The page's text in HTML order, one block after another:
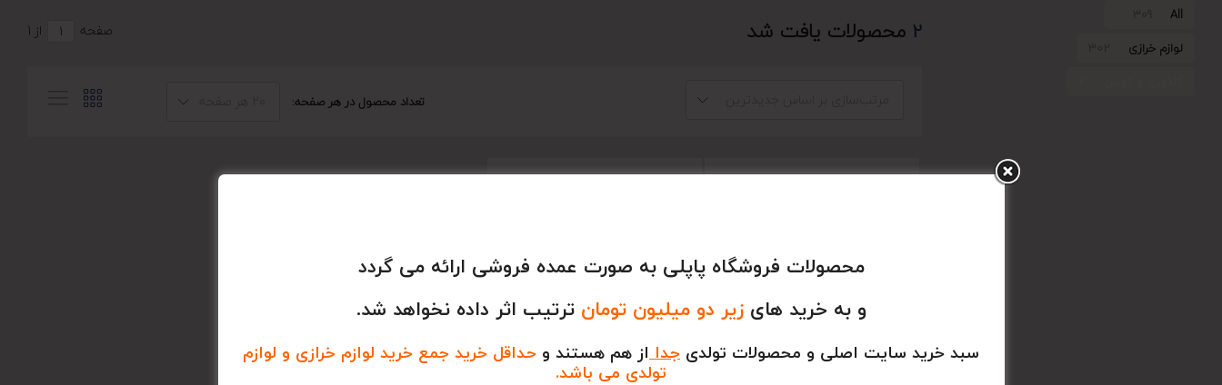
2 محصولات یافت شد صفحه از 1
تعداد محصول در هر صفحه:
نخ کوبلن ۱۰۰عددی جور
All
لوازم خرازی
محصولات فروشگاه پاپلی به صورت عمده فروشی ارائه می گردد
و به خرید هایزیر دو میلیون تومان ترتیب اثر داده نخواهد شد.
سبد خرید سایت اصلی و محصولات تولدی جدا از هم هستند و حداقل خرید جمع خرید لوازم خرازی و لوازم
تولدی می باشد.